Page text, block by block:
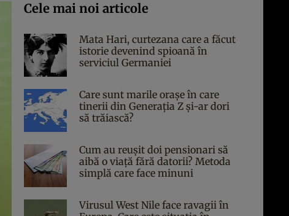
Cele mai noi articole
Mata Hari, curtezana care a făcut
istorie devenind spioană în
serviciul Germaniei
Care sunt marile orașe în care
tinerii din Generația Z și-ar dori
să trăiască?
Cum au reușit doi pensionari să
aibă o viață fără datorii? Metoda
simplă care face minuni
Virusul West Nile face ravagii în